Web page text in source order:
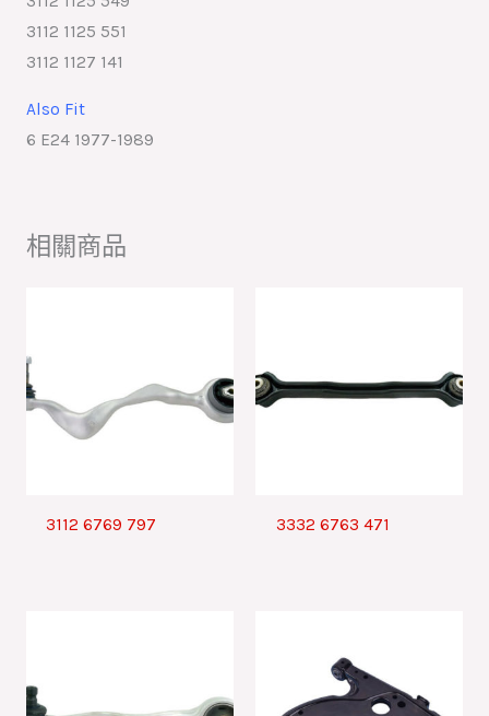
3112 1125 551
3112 1127 141
Also Fit
6 E24 1977-1989
相關商品
3112 6769 797 3332 6763 471